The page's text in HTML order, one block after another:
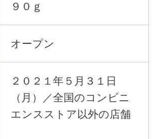
９０ｇ
オープン
２０２１年５月３１日
（月）／全国のコンビニ
エンスストア以外の店舗